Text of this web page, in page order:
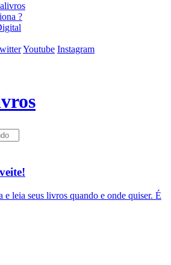
?
Youtube Instagram
leia seus livros quando e onde quiser. É